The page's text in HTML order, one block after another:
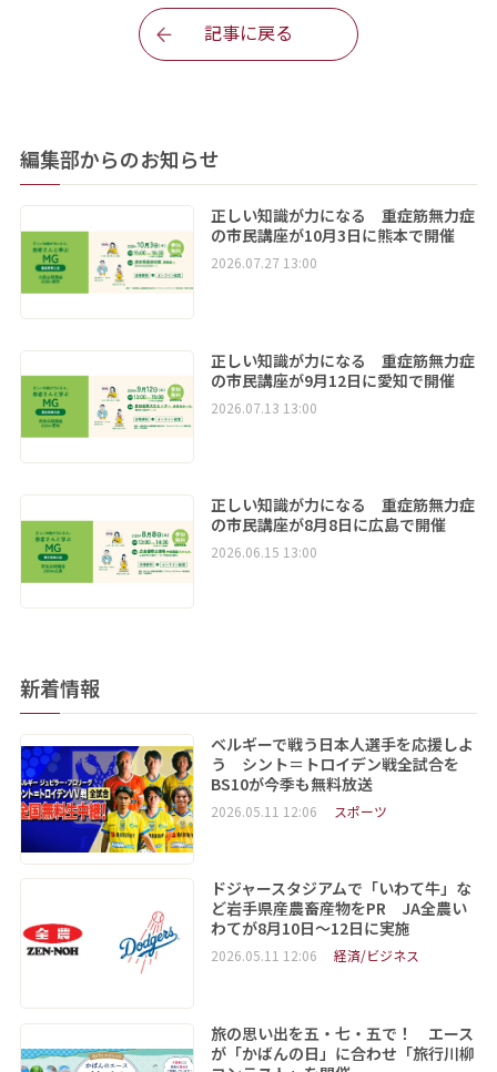
記事に戻る
編集部からのお知らせ
正しい知識が力になる 重症筋無力症
の市民講座が10月3日に熊本で開催
2026.07.27 13:00
正しい知識が力になる 重症筋無力症
の市民講座が9月12日に愛知で開催
2026.07.13 13:00
正しい知識が力になる 重症筋無力症
の市民講座が8月8日に広島で開催
2026.06.15 13:00
新着情報
ベルギーで戦う日本人選手を応援しよ
う シント＝トロイデン戦全試合を
BS10が今季も無料放送
2026.05.11 12:06 スポーツ
ドジャースタジアムで「いわて牛」な
ど岩手県産農畜産物をPR JA全農い
わてが8月10日～12日に実施
2026.05.11 12:06 経済/ビジネス
旅の思い出を五・七・五で！ エース
が「かばんの日」に合わせ「旅行川柳